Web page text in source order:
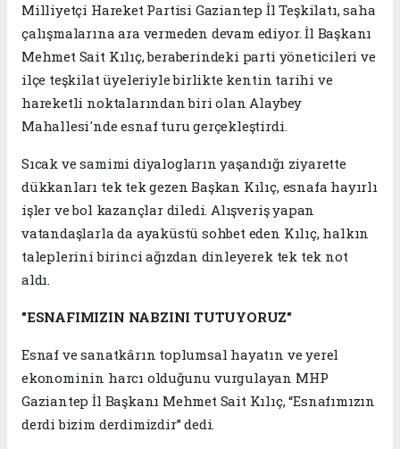
Milliyetçi Hareket Partisi Gaziantep İl Teşkilatı, saha
çalışmalarına ara vermeden devam ediyor. İl Başkanı
Mehmet Sait Kılıç, beraberindeki parti yöneticileri ve
ilçe teşkilat üyeleriyle birlikte kentin tarihi ve
hareketli noktalarından biri olan Alaybey
Mahallesi'nde esnaf turu gerçekleştirdi.
Sıcak ve samimi diyalogların yaşandığı ziyarette
dükkanları tek tek gezen Başkan Kılıç, esnafa hayırlı
işler ve bol kazançlar diledi. Alışveriş yapan
vatandaşlarla da ayaküstü sohbet eden Kılıç, halkın
taleplerini birinci ağızdan dinleyerek tek tek not
aldı.
"ESNAFIMIZIN NABZINI TUTUYORUZ"
Esnaf ve sanatkârın toplumsal hayatın ve yerel
ekonominin harcı olduğunu vurgulayan MHP
Gaziantep İl Başkanı Mehmet Sait Kılıç, “Esnafımızın
derdi bizim derdimizdir” dedi.